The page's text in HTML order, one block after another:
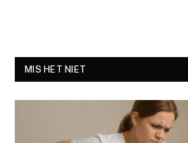
MIS HET NIET